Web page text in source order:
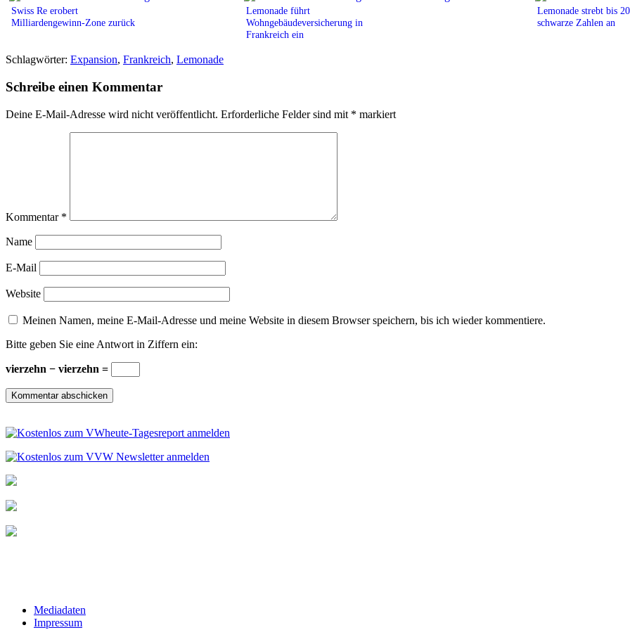
Swiss Re erobert
Milliardengewinn-Zone zurück
Lemonade führt
Wohngebäudeversicherung in
Frankreich ein
Lemonade strebt bis
schwarze Zahlen an
Schlagwörter: Expansion, Frankreich, Lemonade
Schreibe einen Kommentar
Deine E-Mail-Adresse wird nicht veröffentlicht. Erforderliche Felder sind mit * markiert
Kommentar *
Name
E-Mail
Website
Meinen Namen, meine E-Mail-Adresse und meine Website in diesem Browser speichern, bis ich wieder kommentiere.
Bitte geben Sie eine Antwort in Ziffern ein:
vierzehn − vierzehn =
Mediadaten
Impressum